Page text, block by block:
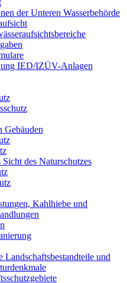
der Unteren Wasserbehörde
IED/IZÜV-Anlagen
Gebäuden
Sicht des Naturschutzes
Kahlhiebe und
Landschaftsbestandteile und